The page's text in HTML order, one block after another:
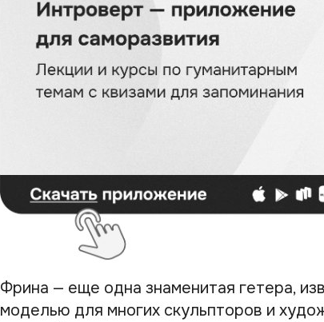
Фрина — еще одна знаменитая гетера,
моделью для многих скульпторов и